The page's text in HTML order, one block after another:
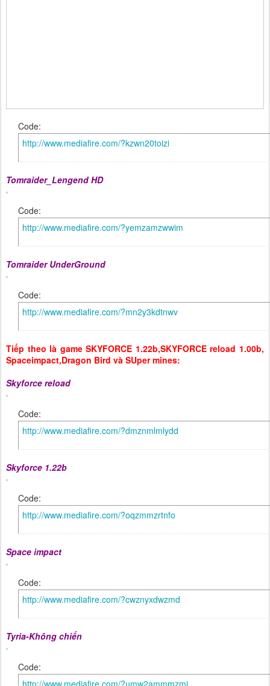
Code:
http://www.mediafire.com/?kzwn20toizi
Tomraider_Lengend HD
Code:
http://www.mediafire.com/?yemzamzwwim
Tomraider UnderGround
Code:
http://www.mediafire.com/?mn2y3kdtnwv
Tiếp theo là game SKYFORCE 1.22b,SKYFORCE reload 1.00b,
Spaceimpact,Dragon Bird và SUper mines:
Skyforce reload
Code:
http://www.mediafire.com/?dmznmlmlydd
Skyforce 1.22b
Code:
http://www.mediafire.com/?oqzmmzrtnfo
Space impact
Code:
http://www.mediafire.com/?cwznyxdwzmd
Tyria-Không chiến
Code:
http://www.mediafire.com/?umw2ammmzmj